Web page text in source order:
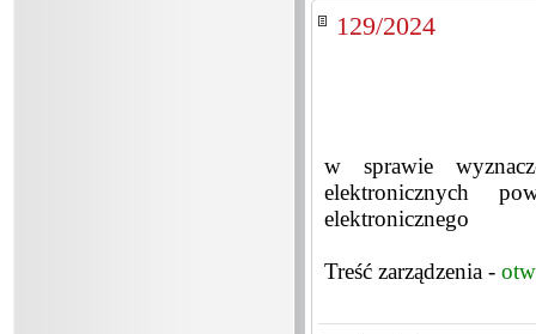
129/2024
w sprawie
elektronicznych
elektronicznego
Treść zarządzenia -